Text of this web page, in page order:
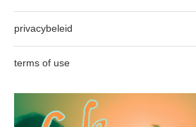
privacybeleid
terms of use